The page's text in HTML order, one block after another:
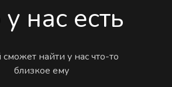
нас есть
найти у нас что-то
близкое ему